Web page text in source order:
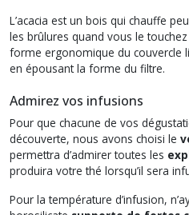
L’acacia est un bois qui chauffe
les brûlures quand vous le
forme ergonomique du couvercle
en épousant la forme du filtre.
Admirez vos infusions
Pour que chacune de vos
découverte, nous avons choisi le
permettra d’admirer toutes les
produira votre thé lorsqu’il sera
Pour la température d’infusion,